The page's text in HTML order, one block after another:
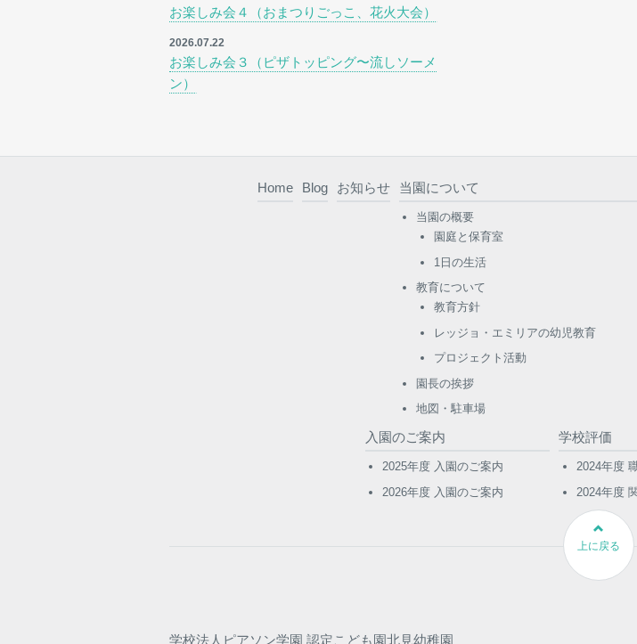
お楽しみ会４（おまつりごっこ、花火大会）
2026.07.22
お楽しみ会３（ピザトッピング〜流しソーメ
ン）
Home Blog お知らせ 当園について
当園の概要
園庭と保育室
1日の生活
教育について
教育方針
レッジョ・エミリアの幼児教育
プロジェクト活動
園長の挨拶
地図・駐車場
入園のご案内
2025年度 入園のご案内
2026年度 入園のご案内
学校評価
2024年度
2024年度
上に戻る
学校法人ピアソン学園 認定こども園北見幼稚園